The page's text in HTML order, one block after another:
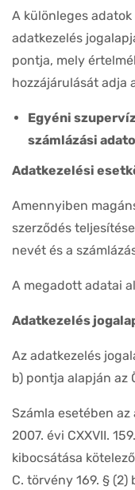
A különleges
adatkezelés
pontja, mely
hozzájárulását adja
Egyéni
számlázási
Adatkezelési
Amennyiben
szerződés
nevét és a
A megadott adatai
Adatkezelés
Az adatkezelés
b) pontja alapján az
Számla esetében
2007. évi CXXVII.
kibocsátása
C. törvény 169. §